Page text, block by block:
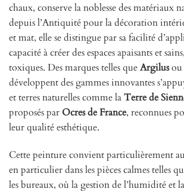
chaux, conserve la noblesse des matériaux
depuis l’Antiquité pour la décoration
et mat, elle se distingue par sa facilité
capacité à créer des espaces apaisants et
toxiques. Des marques telles queArgilusou
développent des gammes innovantes
et terres naturelles comme laTerre de
proposés par Ocres de France, reconnues
leur qualité esthétique.
Cette peinture convient particulièrement
en particulier dans les pièces calmes telles
les bureaux, où la gestion de l’humidité et